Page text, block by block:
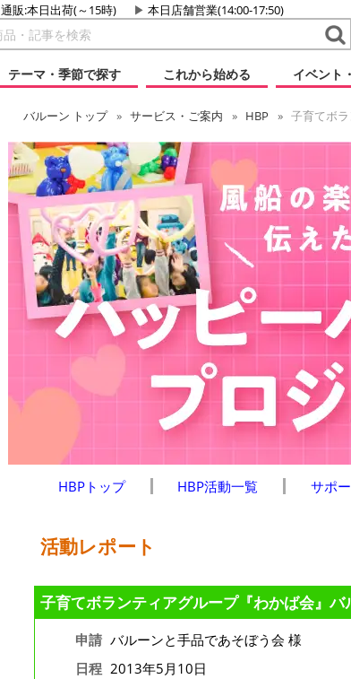
通販:本日出荷(～15時) 本日店舗営業(14:00-17:50)
テーマ・季節で探す
これから始める イベント
バルーン トップ サービス・ご案内 HBP 子育てボ
HBPトップ HBP活動一覧 サポ
活動レポート
子育てボランティアグループ『わかば会』バ
申請 バルーンと手品であそぼう会 様
日程 2013年5月10日